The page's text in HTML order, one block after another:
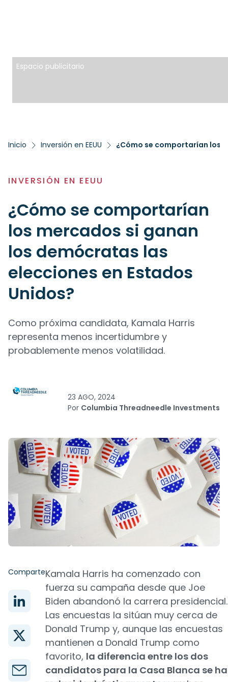
Espacio publicitario
Inicio Inversión en EEUU
INVERSIÓN EN EEUU
¿Cómo se comportarían
los mercados si ganan
los demócratas las
elecciones en Estados
Unidos?
Como próxima candidata, Kamala Harris
representa menos incertidumbre y
probablemente menos volatilidad.
23 AGO, 2024
Por Columbia Threadneedle Investments
ComparteKamala Harris ha comenzado con
fuerza su campaña desde que Joe
Biden abandonó la carrera presidencial.
Las encuestas la sitúan muy cerca de
Donald Trump y, aunque las encuestas
mantienen a Donald Trump como
favorito, la diferencia entre los dos
candidatos para la Casa Blanca se ha